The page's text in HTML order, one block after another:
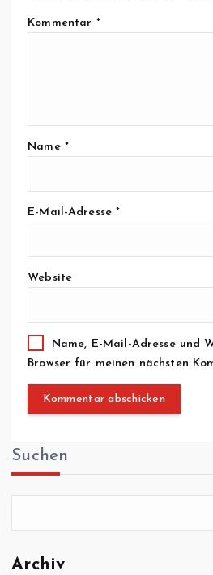
Kommentar *
Name *
E-Mail-Adresse*
Website
Name, E-Mail-Adresse und
Browser für meinen nächsten
Suchen
Archiv